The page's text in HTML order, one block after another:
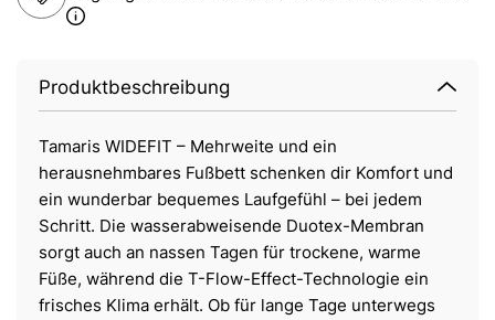
Produktbeschreibung
Tamaris WIDEFIT – Mehrweite und ein
herausnehmbares Fußbett schenken dir Komfort und
ein wunderbar bequemes Laufgefühl – bei jedem
Schritt. Die wasserabweisende Duotex-Membran
sorgt auch an nassen Tagen für trockene, warme
Füße, während die T-Flow-Effect-Technologie ein
frisches Klima erhält. Ob für lange Tage unterwegs